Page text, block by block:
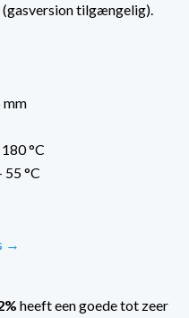
tilgængelig).
mm
°C
°C
→
heeft een goede tot zeer